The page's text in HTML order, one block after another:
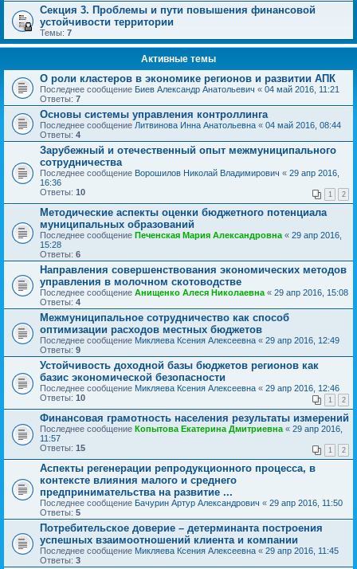
Секция 3. Проблемы и пути повышения финансовой
устойчивости территории
Темы: 7
Активные темы
О роли кластеров в экономике регионов и развитии АПК
Последнее сообщение Биев Александр Анатольевич « 04 май 2016, 11:21
Ответы: 7
Основы системы управления контроллинга
Последнее сообщение Литвинова Инна Анатольевна « 04 май 2016, 08:44
Ответы: 4
Зарубежный и отечественный опыт межмуниципального
сотрудничества
Последнее сообщение Ворошилов Николай Владимирович « 29 апр 2016,
16:36
Ответы: 10 1 2
Методические аспекты оценки бюджетного потенциала
муниципальных образований
Последнее сообщение Печенская Мария Александровна « 29 апр 2016,
15:28
Ответы: 6
Направления совершенствования экономических методов
управления в молочном скотоводстве
Последнее сообщение Анищенко Алеся Николаевна « 29 апр 2016, 15:08
Ответы: 4
Межмуниципальное сотрудничество как способ
оптимизации расходов местных бюджетов
Последнее сообщение Микляева Ксения Алексеевна « 29 апр 2016, 12:49
Ответы: 9
Устойчивость доходной базы бюджетов регионов как
базис экономической безопасности
Последнее сообщение Микляева Ксения Алексеевна « 29 апр 2016, 12:46
Ответы: 10 1 2
Финансовая грамотность населения результаты измерений
Последнее сообщение Копытова Екатерина Дмитриевна « 29 апр 2016,
11:57
Ответы: 15 1 2
Аспекты регенерации репродукционного процесса, в
контексте влияния малого и среднего
предпринимательства на развитие ...
Последнее сообщение Бачурин Артур Александрович « 29 апр 2016, 11:50
Ответы: 5
Потребительское доверие – детерминанта построения
успешных взаимоотношений клиента и компании
Последнее сообщение Микляева Ксения Алексеевна « 29 апр 2016, 11:45
Ответы: 3